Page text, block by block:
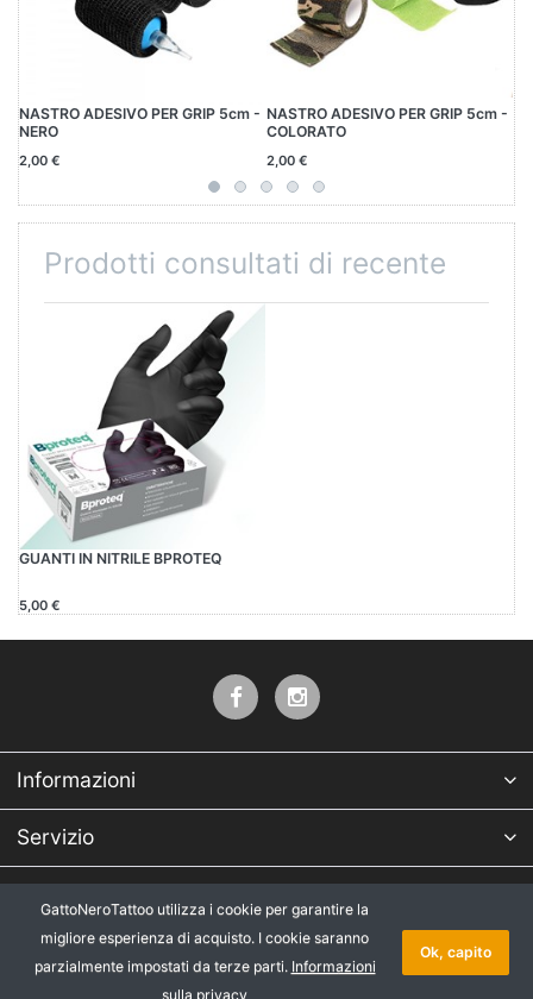
NASTRO ADESIVO PER GRIP 5cm -
NERO
2,00 €
NASTRO ADESIVO PER GRIP 5cm -
COLORATO
2,00 €
Prodotti consultati di recente
GUANTI IN NITRILE BPROTEQ
5,00 €
Informazioni
Servizio
* Tutti i prezzi IVA esclusa, più
spedizione.
Copyright © 2026 GattoNeroTattoo.
Tutti i diritti riservati.
GattoNeroTattoo utilizza i cookie per garantire la
migliore esperienza di acquisto. I cookie saranno
parzialmente impostati da terze parti. Informazioni
sulla privacy
Ok, capito